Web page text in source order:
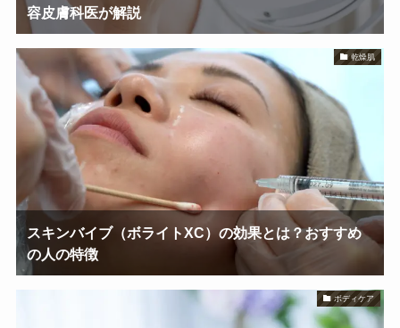
容皮膚科医が解説
乾燥肌
スキンバイブ（ボライトXC）の効果とは？おすすめ
の人の特徴
ボディケア